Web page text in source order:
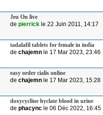
Jeu On live
de pierrick le 22 Juin 2011, 14:17
tadalafil tablets for female in india
de chajemn le 17 Mar 2023, 23:46
easy order cialis online
de chajemn le 17 Mar 2023, 15:28
doxycycline hyclate blood in urine
de phacync le 06 Déc 2022, 16:45